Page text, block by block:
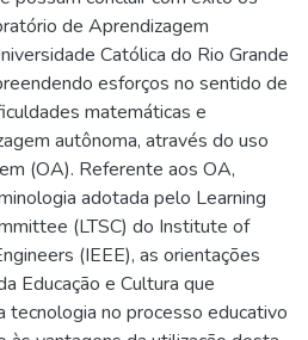
de Aprendizagem
Católica do Rio Grande
esforços no sentido de
matemáticas e
autônoma, através do uso
(OA). Referente aos OA,
adotada pelo Learning
(LTSC) do Institute of
(IEEE), as orientações
Educação e Cultura que
tecnologia no processo educativo